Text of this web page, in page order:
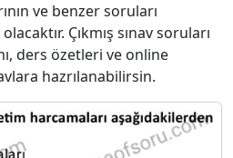
ve benzer soruları
Çıkmış sınav soruları
ders özetleri ve online
hazrılanabilirsin.